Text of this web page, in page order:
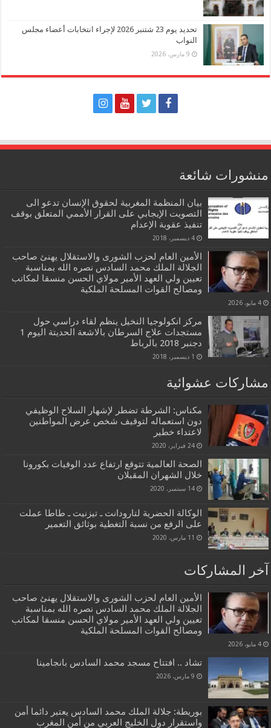
تحديد يوم 23 شتنبر 2026 لإجراء انتخابات أعضاء مجلس
النواب
9 مارس، 2026
منشورات شائعة
بيان المنظمة المغربية لحقوق الإنسان تدعو الى
التصويت الإيجابي على القرار الأممي المتعلق بوقف
تنفيذ عقوبة الإعدام
4 ديسمبر، 2018
الأمين العام لحزب الشورى والاستقلال يهنئ صاحب
الجلالة الملك محمد السادس نصره الله بمناسبة
تعيين ولي العهد الأمير مولاي الحسن منسقا لمكاتب
ومصالح القوات المسلحة الملكية
4 مايو، 2026
مركز انكولوجيا النخيل ينظم لقاء دراسي حول
مستجدات علاج السرطان بالاشعة الحديتة اليوم 1
دجنبر 2018 بالرباط
1 ديسمبر، 2018
مشاركات عشوائية
مكناس: الشرطة تضطر لإشهار السلاح الوظيفي
دون استعماله لتوقيف شخص عرض المواطنين
لاعتداء خطير
24 فبراير، 2020
الصحة العالمية تتوقع ارتفاع عدد الوفيات بكورونا
خلال الشهران المقبلان
14 سبتمبر، 2020
الوكالة الحضرية لتارودانت ـ تيزنيت ـ طاطا عملت
على الرفع من نسبة التغطية بوثائق التعمير
11 مارس، 2020
آخر المشاركات
الأمين العام لحزب الشورى والاستقلال يهنئ صاحب
الجلالة الملك محمد السادس نصره الله بمناسبة
تعيين ولي العهد الأمير مولاي الحسن منسقا لمكاتب
ومصالح القوات المسلحة الملكية
4 مايو، 2026
تشاد .. افتتاح مسجد محمد السادس بانجامينا
9 مارس، 2026
بوريطة: جلالة الملك محمد السادس يعتبر دائما أمن
واستقرار دول الخليج العربي من أمن المغرب